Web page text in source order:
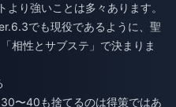
り強いことは多々あります。
でも現役であるように、聖
相性とサブステ」で決まりま
〜40も捨てるのは得策ではあ